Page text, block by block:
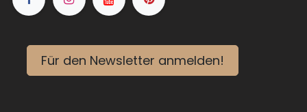
Für den Newsletter anmelden!